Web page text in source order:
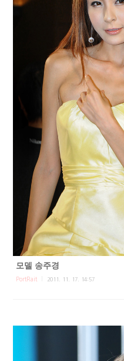
모델 송주경
PortRait 2011. 11. 17. 14:57